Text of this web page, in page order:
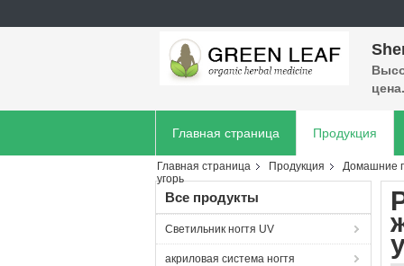
цена.
Главная страница Продукция
Главная страница Продукция
Домашние
угорь
Все продукты
Светильник ногтя UV
акриловая система ногтя